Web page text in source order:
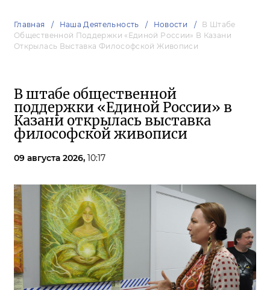
Главная Наша Деятельность Новости
В Штабе
Общественной Поддержки «Единой России» В Казани
Открылась Выставка Философской Живописи
В штабе общественной
поддержки «Единой России» в
Казани открылась выставка
философской живописи
09 августа 2026, 10:17